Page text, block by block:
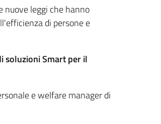
nuove leggi che hanno
di persone e
soluzioni Smart per il
e welfare manager di